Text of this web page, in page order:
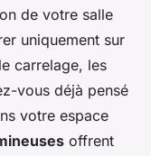
niches
dans une
de votre salle
uniquement sur
carrelage, les
vous déjà pensé
votre espace
offrent